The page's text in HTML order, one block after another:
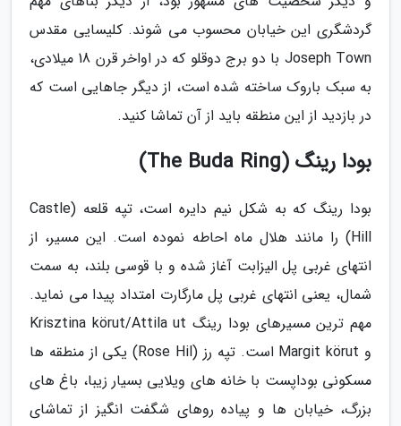
گردشگری این خیابان محسوب می شوند. کلیسایی مقدس
Joseph Town با دو برج دوقلو که در اواخر قرن 18 میلادی،
به سبک باروک ساخته شده است، از دیگر جاهایی است که
در بازدید از این منطقه باید از آن تماشا کنید.
بودا رینگ (The Buda Ring)
بودا رینگ که به شکل نیم دایره است، تپه قلعه (Castle
Hill) را مانند هلال ماه احاطه نموده است. این مسیر، از
انتهای غربی پل الیزابت آغاز شده و با قوسی بلند، به سمت
شمال، یعنی انتهای غربی پل مارگارت امتداد پیدا می نماید.
مهم ترین مسیرهای بودا رینگ Krisztina körut/Attila ut
و Margit körut است. تپه رز (Rose Hil) یکی از منطقه ها
مسکونی بوداپست با خانه های ویلایی بسیار زیبا، باغ های
بزرگ، خیابان ها و پیاده روهای شگفت انگیز از تماشای